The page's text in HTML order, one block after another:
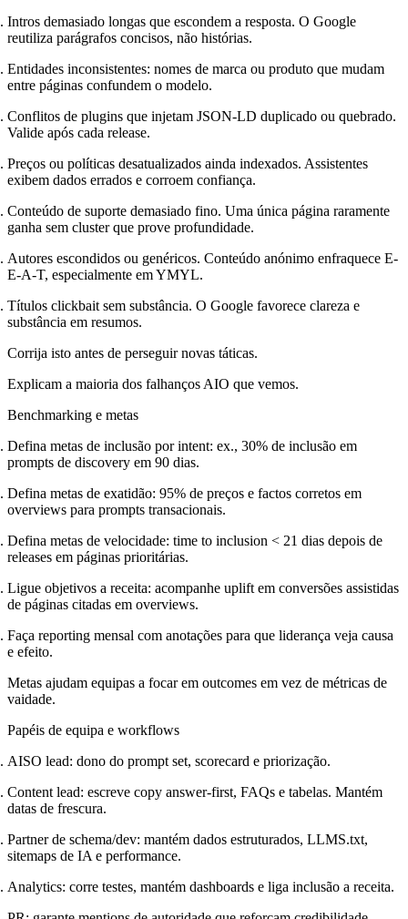
Intros demasiado longas que escondem a resposta. O Google
reutiliza parágrafos concisos, não histórias.
Entidades inconsistentes: nomes de marca ou produto que mudam
entre páginas confundem o modelo.
Conflitos de plugins que injetam JSON-LD duplicado ou quebrado.
Valide após cada release.
Preços ou políticas desatualizados ainda indexados. Assistentes
exibem dados errados e corroem confiança.
Conteúdo de suporte demasiado fino. Uma única página raramente
ganha sem cluster que prove profundidade.
Autores escondidos ou genéricos. Conteúdo anónimo enfraquece E-
E-A-T, especialmente em YMYL.
Títulos clickbait sem substância. O Google favorece clareza e
substância em resumos.
Corrija isto antes de perseguir novas táticas.
Explicam a maioria dos falhanços AIO que vemos.
Benchmarking e metas
Defina metas de inclusão por intent: ex., 30% de inclusão em
prompts de discovery em 90 dias.
Defina metas de exatidão: 95% de preços e factos corretos em
overviews para prompts transacionais.
Defina metas de velocidade: time to inclusion < 21 dias depois de
releases em páginas prioritárias.
Ligue objetivos a receita: acompanhe uplift em conversões assistidas
de páginas citadas em overviews.
Faça reporting mensal com anotações para que liderança veja causa
e efeito.
Metas ajudam equipas a focar em outcomes em vez de métricas de
vaidade.
Papéis de equipa e workflows
AISO lead: dono do prompt set, scorecard e priorização.
Content lead: escreve copy answer-first, FAQs e tabelas. Mantém
datas de frescura.
Partner de schema/dev: mantém dados estruturados, LLMS.txt,
sitemaps de IA e performance.
Analytics: corre testes, mantém dashboards e liga inclusão a receita.